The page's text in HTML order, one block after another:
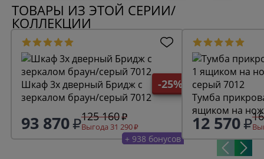
ТОВАРЫ ИЗ ЭТОЙ СЕРИИ/
КОЛЛЕКЦИИ
-25%
Шкаф 3х дверный Бридж с
зеркалом браун/серый 7012
93 870 125 160
Выгода 31 290
+ 938 бонусов
Тумба
ящиком на
7012
12 570